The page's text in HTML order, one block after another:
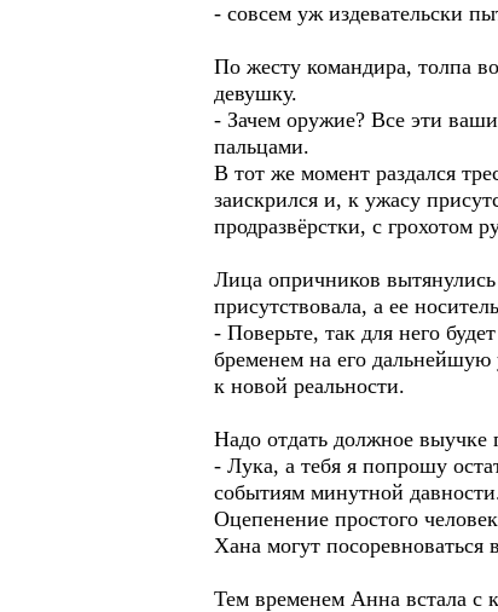
- совсем уж издевательски
По жесту командира, толпа
девушку.
- Зачем оружие? Все эти
пальцами.
В тот же момент раздался
заискрился и, к ужасу
продразвёрстки, с грохотом
Лица опричников
присутствовала, а ее
- Поверьте, так для него
бременем на его дальнейшую
к новой реальности.
Надо отдать должное выучке
- Лука, а тебя я попрошу
событиям минутной
Оцепенение простого
Хана могут посоревноваться
Тем временем Анна встала с